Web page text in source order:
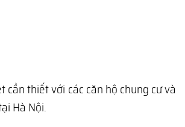
cần thiết với các căn hộ chung cư và
Hà Nội.